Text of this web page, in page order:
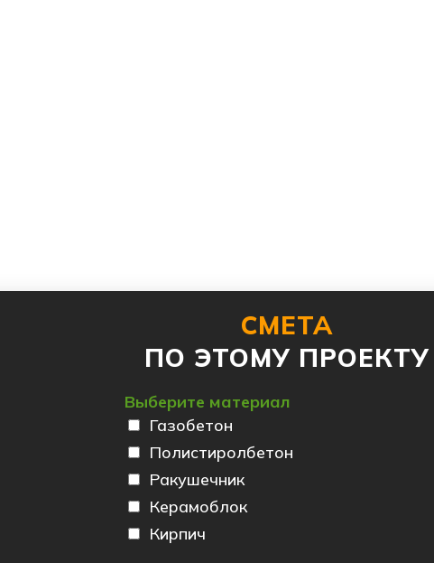
СМЕТА
ПО ЭТОМУ ПРОЕКТУ
Выберите материал
Газобетон
Полистиролбетон
Ракушечник
Керамоблок
Кирпич